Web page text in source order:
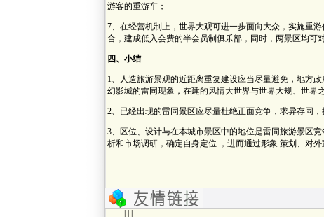
游客的重游车；
7、在经营机制上，世界大观可进一步面向大众，实施重
合，建成低入会费的半会员制俱乐部，同时，两景区均可
四、小结
1、人造旅游景观的近距离重复建设应当尽量避免，地方
幻影城的雷同现象，在建的风情大世界与世界大规、世界
2、已经出现的雷同景区应尽量杜绝正面竞争，求异存同
3、区位、设计与在本城市景区中的地位是雷同旅游景区
析和市场调研，确定自身定位 ，进而通过形象 策划、对